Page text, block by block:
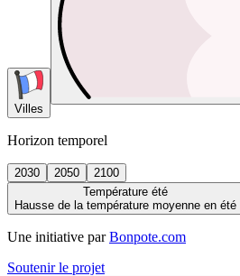
Villes
Horizon temporel
2030 2050
2100
Température été
Hausse de la température moyenne en été
Une initiative par Bonpote.com
Soutenir le projet